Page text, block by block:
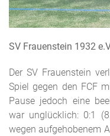
SV Frauenstein 1932
Der SV Frauenstein
Spiel gegen den FCF
Pause jedoch eine
war unglücklich: 0:1
wegen aufgehobenem